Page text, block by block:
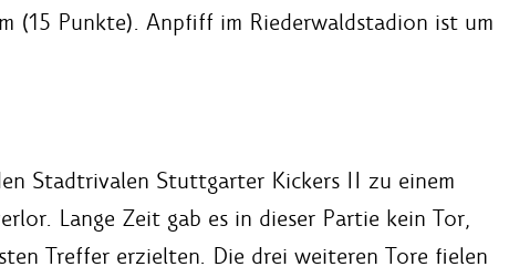
(15 Punkte). Anpfiff im Riederwaldstadion ist um
Stadtrivalen Stuttgarter Kickers II zu einem
Lange Zeit gab es in dieser Partie kein Tor,
Treffer erzielten. Die drei weiteren Tore fielen